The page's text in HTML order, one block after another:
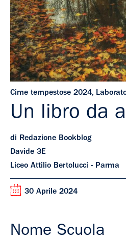
Cime tempestose 2024,
Un libro da
di Redazione Bookblog
Davide 3E
Liceo Attilio Bertolucci - Parma
30 Aprile 2024
Nome Scuola